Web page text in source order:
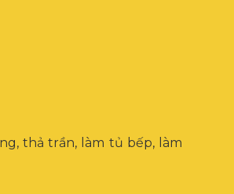
thả trần, làm tủ bếp, làm